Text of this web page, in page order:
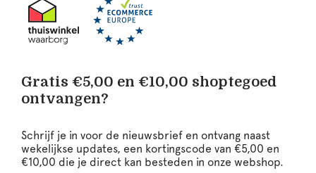
Gratis €5,00 en €10,00 shoptegoed
ontvangen?
Schrijf je in voor de nieuwsbrief en ontvang naast
wekelijkse updates, een kortingscode van €5,00 en
€10,00 die je direct kan besteden in onze webshop.